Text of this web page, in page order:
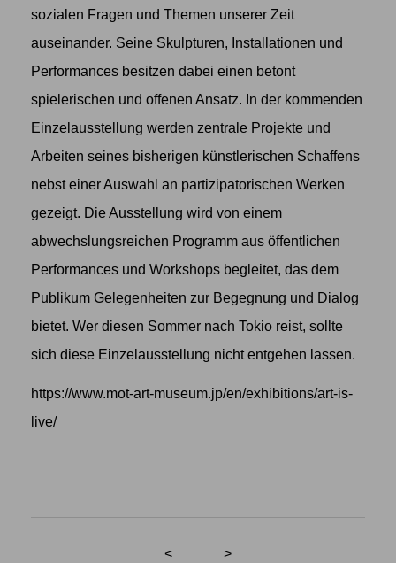
sozialen Fragen und Themen unserer Zeit
auseinander. Seine Skulpturen, Installationen und
Performances besitzen dabei einen betont
spielerischen und offenen Ansatz. In der kommenden
Einzelausstellung werden zentrale Projekte und
Arbeiten seines bisherigen künstlerischen Schaffens
nebst einer Auswahl an partizipatorischen Werken
gezeigt. Die Ausstellung wird von einem
abwechslungsreichen Programm aus öffentlichen
Performances und Workshops begleitet, das dem
Publikum Gelegenheiten zur Begegnung und Dialog
bietet. Wer diesen Sommer nach Tokio reist, sollte
sich diese Einzelausstellung nicht entgehen lassen.
https://www.mot-art-museum.jp/en/exhibitions/art-is-
live/
< >